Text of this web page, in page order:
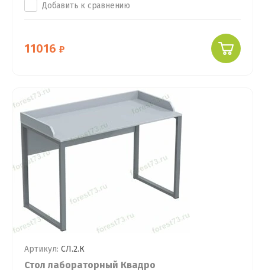
Добавить к сравнению
11016
Артикул: СЛ.2.К
Стол лабораторный Квадро